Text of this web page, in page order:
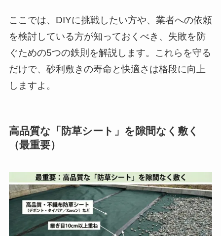
ここでは、DIYに挑戦したい方や、業者への依頼
を検討している方が知っておくべき、失敗を防
ぐための5つの鉄則を解説します。これらを守る
だけで、砂利敷きの寿命と快適さは格段に向上
しますよ。
高品質な「防草シート」を隙間なく敷く
（最重要）